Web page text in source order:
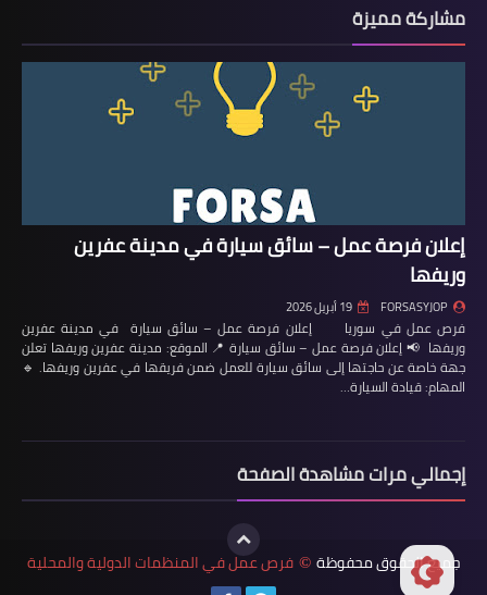
مشاركة مميزة
إعلان فرصة عمل – سائق سيارة في مدينة عفرين
وريفها
FORSASYJOP 19 أبريل 2026
فرص عمل في سوريا إعلان فرصة عمل – سائق سيارة في مدينة عفرين
وريفها 📢 إعلان فرصة عمل – سائق سيارة 📍 الموقع: مدينة عفرين وريفها تعلن
جهة خاصة عن حاجتها إلى سائق سيارة للعمل ضمن فريقها في عفرين وريفها. 🔹
المهام: قيادة السيارة…
إجمالي مرات مشاهدة الصفحة
جميع الحقوق محفوظة © فرص عمل في المنظمات الدولية والمحلية